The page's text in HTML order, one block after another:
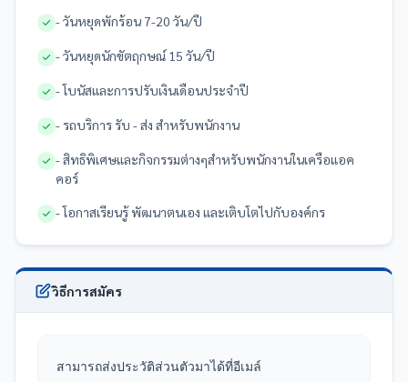
- วันหยุดพักร้อน 7-20 วัน/ปี
- วันหยุดนักขัตฤกษณ์ 15 วัน/ปี
- โบนัสและการปรับเงินเดือนประจำปี
- รถบริการ รับ - ส่ง สำหรับพนักงาน
- สิทธิพิเศษและกิจกรรมต่างๆสำหรับพนักงานในเครือแอค
คอร์
- โอกาสเรียนรู้ พัฒนาตนเอง และเติบโตไปกับองค์กร
วิธีการสมัคร
สามารถส่งประวัติส่วนตัวมาได้ที่อีเมล์